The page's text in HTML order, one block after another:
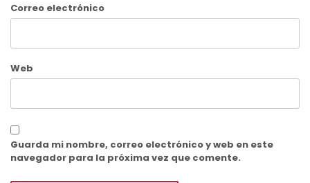
Correo electrónico
Web
Guarda mi nombre, correo electrónico y web en este
navegador para la próxima vez que comente.